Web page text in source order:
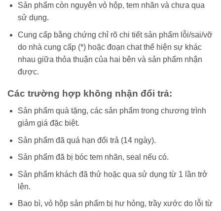
Sản phẩm còn nguyên vỏ hộp, tem nhãn và chưa qua
sử dụng.
Cung cấp bằng chứng chỉ rõ chi tiết sản phẩm lỗi/sai/vỡ
do nhà cung cấp (*) hoặc đoạn chat thể hiện sự khác
nhau giữa thỏa thuận của hai bên và sản phẩm nhận
được.
Các trường hợp không nhận đổi trả:
Sản phẩm quà tặng, các sản phẩm trong chương trình
giảm giá đặc biệt.
Sản phẩm đã quá hạn đổi trả (14 ngày).
Sản phẩm đã bị bóc tem nhãn, seal nếu có.
Sản phẩm khách đã thử hoặc qua sử dụng từ 1 lần trở
lên.
Bao bì, vỏ hộp sản phẩm bị hư hỏng, trầy xước do lỗi từ